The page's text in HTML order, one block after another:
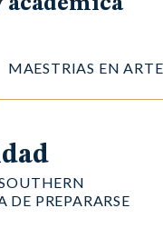
MAESTRIAS EN
PREPARARSE